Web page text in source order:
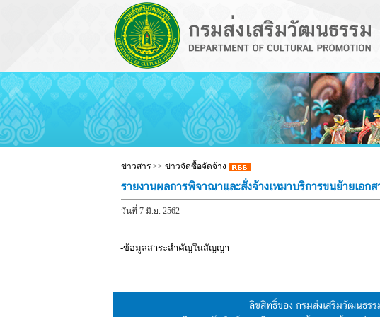
ข่าวสาร >> ข่าวจัดซื้อจัดจ้าง
รายงานผลการพิจาณาและสั่งจ้างเหมาบริการขนย้ายเอ
วันที่ 7 มิ.ย. 2562
-ข้อมูลสาระสำคัญในสัญญา
ลิขสิทธิ์ของ กรมส่งเสริมวัฒนธร